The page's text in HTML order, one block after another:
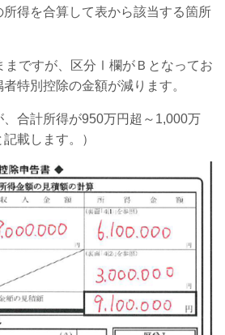
得を合算して表から該当する箇所
まですが、区分Ⅰ欄がＢとなってお
特別控除の金額が減ります。
、合計所得が950万円超～1,000万
載します。）